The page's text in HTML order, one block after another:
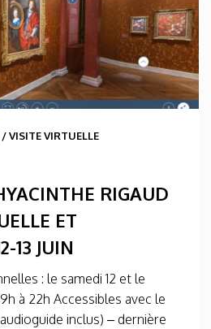
/VISITE VIRTUELLE
RIGAUD
ET
13 JUIN
: le samedi 12 et le
à 22h Accessibles avec le
inclus) – dernière